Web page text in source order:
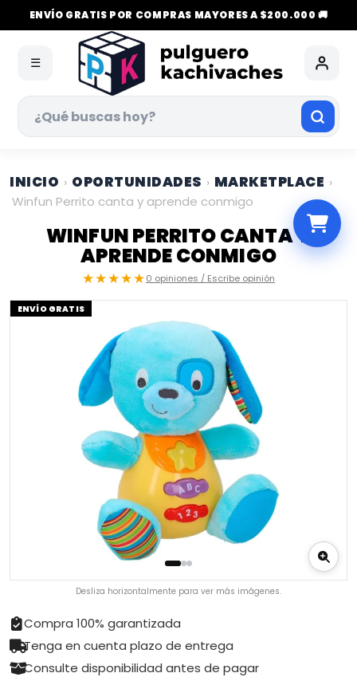
ENVÍO GRATIS POR COMPRAS MAYORES A $200.000 🚚
☰
INICIO › OPORTUNIDADES › MARKETPLACE ›
Winfun Perrito canta y aprende conmigo
WINFUN PERRITO CANTA Y
APRENDE CONMIGO
★★★★★0 opiniones / Escribe opinión
ENVÍO GRATIS
Desliza horizontalmente para ver más imágenes.
Compra 100% garantizada
Tenga en cuenta plazo de entrega
Consulte disponibilidad antes de pagar